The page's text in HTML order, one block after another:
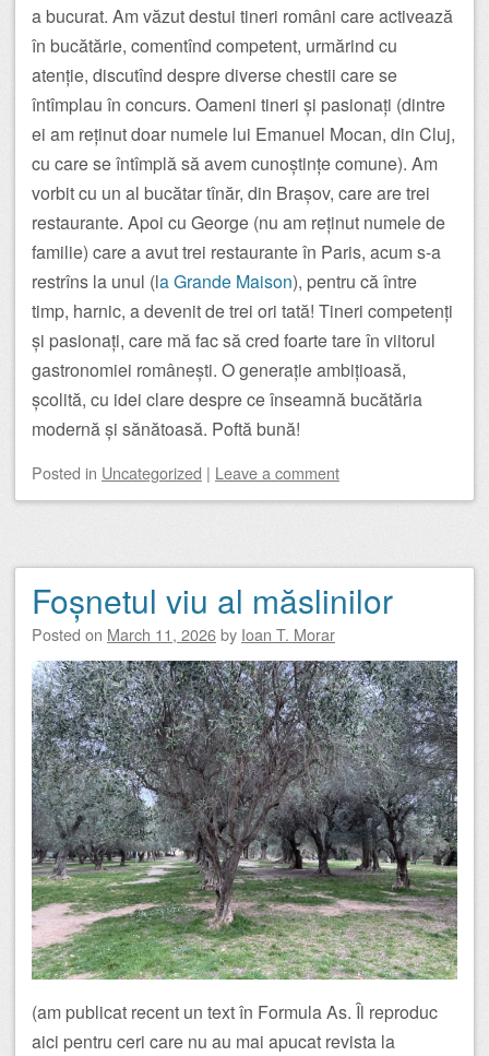
a bucurat. Am văzut destui tineri români care activează
în bucătărie, comentînd competent, urmărind cu
atenție, discutînd despre diverse chestii care se
întîmplau în concurs. Oameni tineri și pasionați (dintre
ei am reținut doar numele lui Emanuel Mocan, din Cluj,
cu care se întîmplă să avem cunoștințe comune). Am
vorbit cu un al bucătar tînăr, din Brașov, care are trei
restaurante. Apoi cu George (nu am reținut numele de
familie) care a avut trei restaurante în Paris, acum s-a
restrîns la unul (la Grande Maison), pentru că între
timp, harnic, a devenit de trei ori tată! Tineri competenți
și pasionați, care mă fac să cred foarte tare în viitorul
gastronomiei românești. O generație ambițioasă,
școlită, cu idei clare despre ce înseamnă bucătăria
modernă și sănătoasă. Poftă bună!
Posted in Uncategorized | Leave a comment
Foșnetul viu al măslinilor
Posted on March 11, 2026by Ioan T. Morar
(am publicat recent un text în Formula As. Îl reproduc
aici pentru ceri care nu au mai apucat revista la